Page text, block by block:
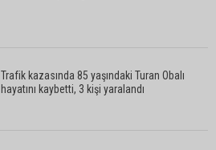
Trafik kazasında 85 yaşındaki Turan Obalı
hayatını kaybetti, 3 kişi yaralandı